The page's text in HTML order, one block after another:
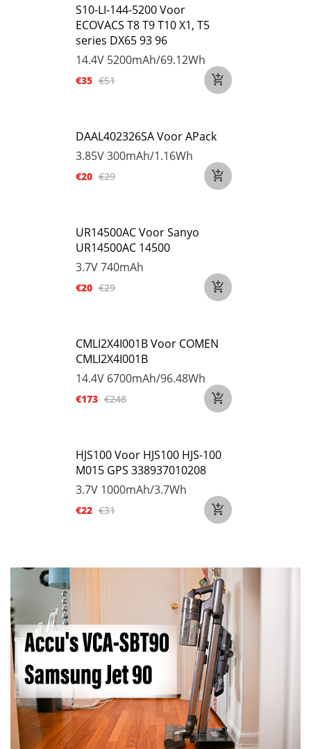
S10-LI-144-5200 Voor
ECOVACS T8 T9 T10 X1, T5
series DX65 93 96
14.4V 5200mAh/69.12Wh
€35 €51
DAAL402326SA Voor APack
3.85V300mAh/1.16Wh
€20 €29
UR14500AC Voor Sanyo
UR14500AC 14500
3.7V740mAh
€20 €29
CMLI2X4I001B Voor COMEN
CMLI2X4I001B
14.4V 6700mAh/96.48Wh
€173 €248
HJS100 Voor HJS100 HJS-100
M015 GPS 338937010208
3.7V 1000mAh/3.7Wh
€22 €31